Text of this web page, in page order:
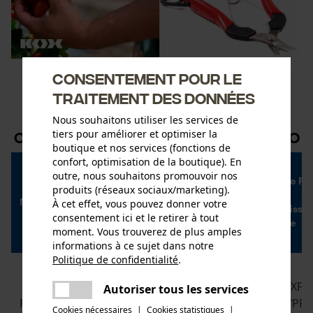
Comparaison des sécateurs Felco
Modèle
Sécateur
ergonomique Felco 7
Sécateur puissant
avec poignée
tournante
Sécateur
ergonomique
Sécateur
avec poignée
tournante
Prix (T.T.C.)
{PR-
LoadData(XXFELCO-
07)} 0,00€ {/PR-
12)} 0,00€ {/PR-
Consentement pour le
traitement des données
Nous souhaitons utiliser les services de
tiers pour améliorer et optimiser la
boutique et nos services (fonctions de
confort, optimisation de la boutique). En
outre, nous souhaitons promouvoir nos
produits (réseaux sociaux/marketing).
À cet effet, vous pouvez donner votre
consentement ici et le retirer à tout
moment. Vous trouverez de plus amples
informations à ce sujet dans notre
Politique de confidentialité.
Autoriser tous les services
Cookies nécessaires | Cookies statistiques |
Une erreur s'est produite. Veuillez
essayer encore.
partager
partager